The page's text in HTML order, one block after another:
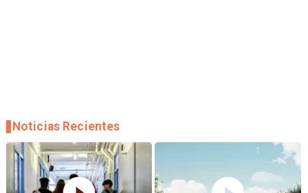
Noticias Recientes